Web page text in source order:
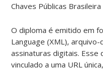
Chaves Públicas Brasileira
O diploma é emitido em
Language (XML),
assinaturas digitais. Esse
vinculado a uma URL